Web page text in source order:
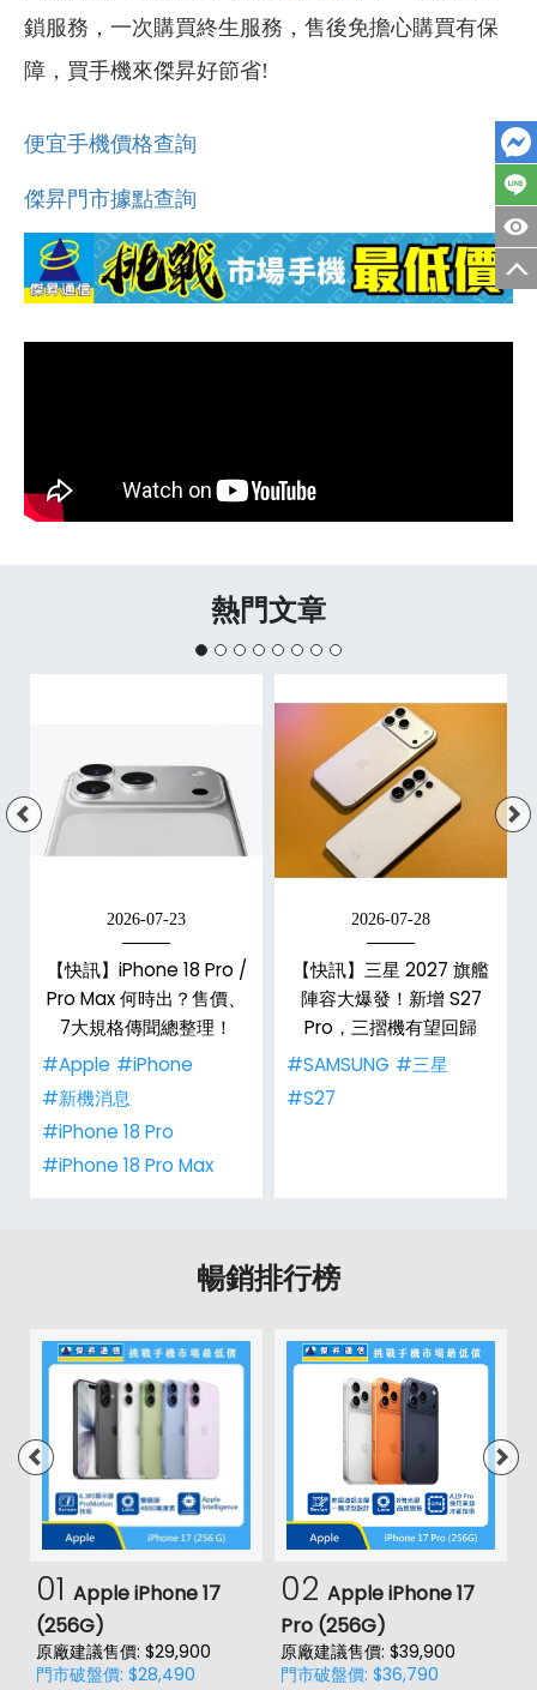
鎖服務，一次購買終生服務，售後免擔心購買有保
障，買手機來傑昇好節省!
便宜手機價格查詢
傑昇門市據點查詢
熱門文章
2026-07-23
【快訊】iPhone 18 Pro /
Pro Max 何時出？售價、
7大規格傳聞總整理！
#Apple #iPhone
#新機消息
#iPhone 18 Pro
#iPhone 18 Pro Max
2026-07-28
【快訊】三星 2027 旗艦
陣容大爆發！新增 S27
Pro，三摺機有望回歸
#SAMSUNG #三星
#S27
暢銷排行榜
01 Apple iPhone 17
(256G)
原廠建議售價: $29,900
門市破盤價: $28,490
02 Apple iPhone 17
Pro (256G)
原廠建議售價: $39,900
門市破盤價: $36,790